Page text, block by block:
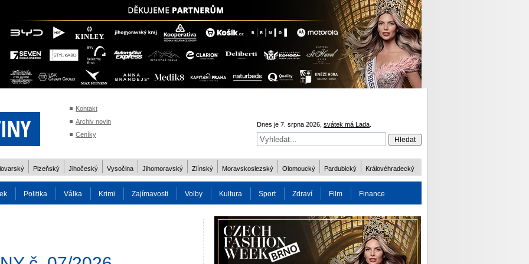
Kontakt
Archiv novin
Ceníky
Dnes je 7. srpna 2026, svátek má Lada
Plzeňský Jihočeský Vysočina Jihomoravský Zlínský Moravskoslezský Olomoucký Pardubický Královéhradecký
Politika Válka Krimi Zajímavosti Volby Kultura Sport Zdraví Film Finance
Charita Osobnost Více ODM 2016